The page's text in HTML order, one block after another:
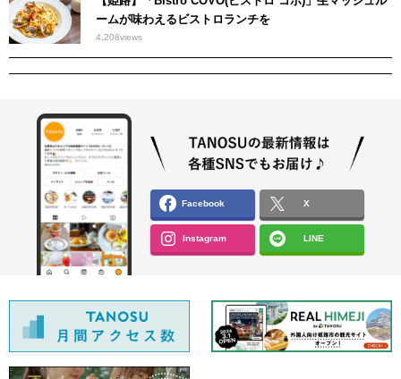
ームが味わえるビストロランチを
4,208views
Facebook X
Instagram LINE